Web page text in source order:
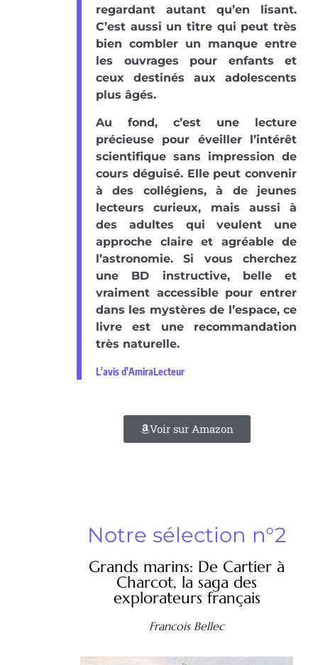
regardant autant qu’en lisant.
C’est aussi un titre qui peut très
bien combler un manque entre
les ouvrages pour enfants et
ceux destinés aux adolescents
plus âgés.
Au fond, c’est une lecture
précieuse pour éveiller l’intérêt
scientifique sans impression de
cours déguisé. Elle peut convenir
à des collégiens, à de jeunes
lecteurs curieux, mais aussi à
des adultes qui veulent une
approche claire et agréable de
l’astronomie. Si vous cherchez
une BD instructive, belle et
vraiment accessible pour entrer
dans les mystères de l’espace, ce
livre est une recommandation
très naturelle.
L'avis d'AmiraLecteur
Voir sur Amazon
Notre sélection n°2
Grands marins: De Cartier à
Charcot, la saga des
explorateurs français
Francois Bellec